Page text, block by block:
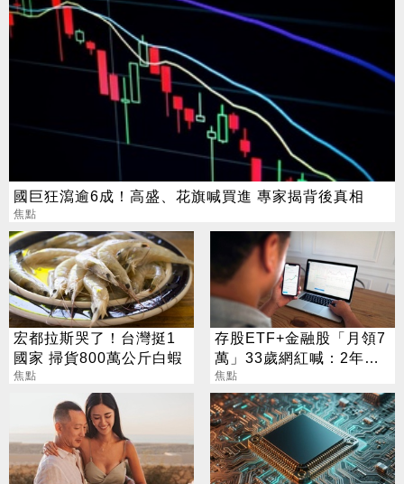
國巨狂瀉逾6成！高盛、花旗喊買進 專家揭背後真相
焦點
宏都拉斯哭了！台灣挺1
國家 掃貨800萬公斤白蝦
焦點
存股ETF+金融股「月領7
萬」33歲網紅喊：2年內
要退休
焦點